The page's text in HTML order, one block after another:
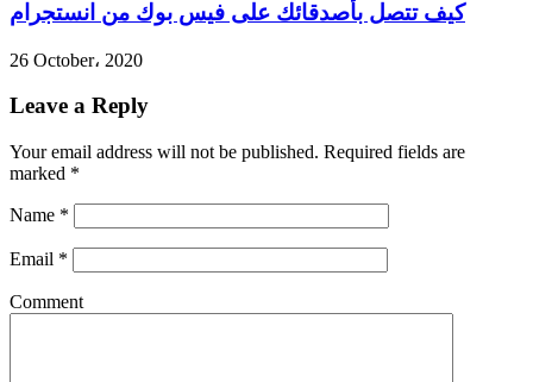
كيف تتصل بأصدقائك على فيس بوك من انستجرام
26 October، 2020
Leave a Reply
Your email address will not be published. Required fields are
marked *
Name *
Email *
Comment